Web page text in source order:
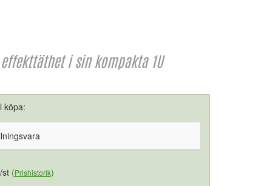
i sin kompakta 1U
köpa:
/st (Prishistorik)